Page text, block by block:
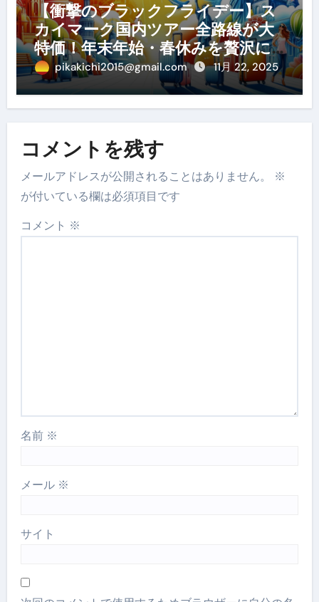
【衝撃のブラックフライデー】ス
カイマーク国内ツアー全路線が大
特価！年末年始・春休みを贅沢に
過ごす賢い予約ガイド
pikakichi2015@gmail.com 11月 22, 2025
コメントを残す
メールアドレスが公開されることはありません。
※
が付いている欄は必須項目です
コメント ※
名前 ※
メール ※
サイト